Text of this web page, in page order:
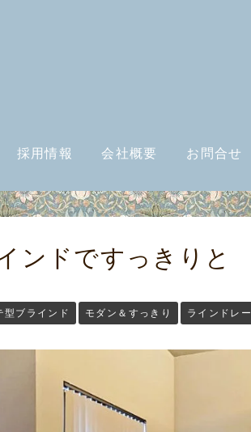
採用情報 会社概要 お問合せ
ンドですっきりと
型ブラインド モダン＆すっきり ラインドレ